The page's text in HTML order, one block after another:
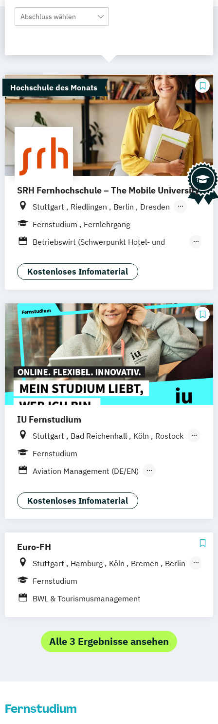
Abschluss wählen
Hochschule des Monats
SRH Fernhochschule – The Mobile University
Stuttgart Riedlingen Berlin
Dresden
Düsseldorf
Hamburg Hannover
Mannheim
Wertheim Wien
Frankfurt am Main Hamm Zürich
Fernstudium
Fernlehrgang
Betriebswirt (Schwerpunkt Hotel- und
Betriebswirtschaft und Hotelmanagement
Kostenloses Infomaterial
IU Fernstudium
Stuttgart Bad Reichenhall Köln
Rostock
Freiburg
Deggendorf Karlsruhe Kassel
Oberhausen Offenbach Saarbrücken
Neu-Ulm Graz Innsbruck Wien
Augsburg Freising Friedrichshafen
Klagenfurt Magdeburg Münster Trier
Würzburg
deutschlandweit
Fernstudium
Aviation Management (DE/EN)
General Management
Tourismusmanagement
Kostenloses Infomaterial
Euro-FH
Stuttgart Hamburg Köln Bremen
Berlin
Göttingen
Fernstudium
BWL & Tourismusmanagement
Alle 3 Ergebnisse ansehen
Fernstudium